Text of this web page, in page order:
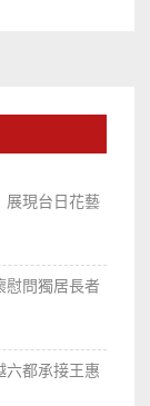
現台日花藝
問獨居長者
都承接王惠